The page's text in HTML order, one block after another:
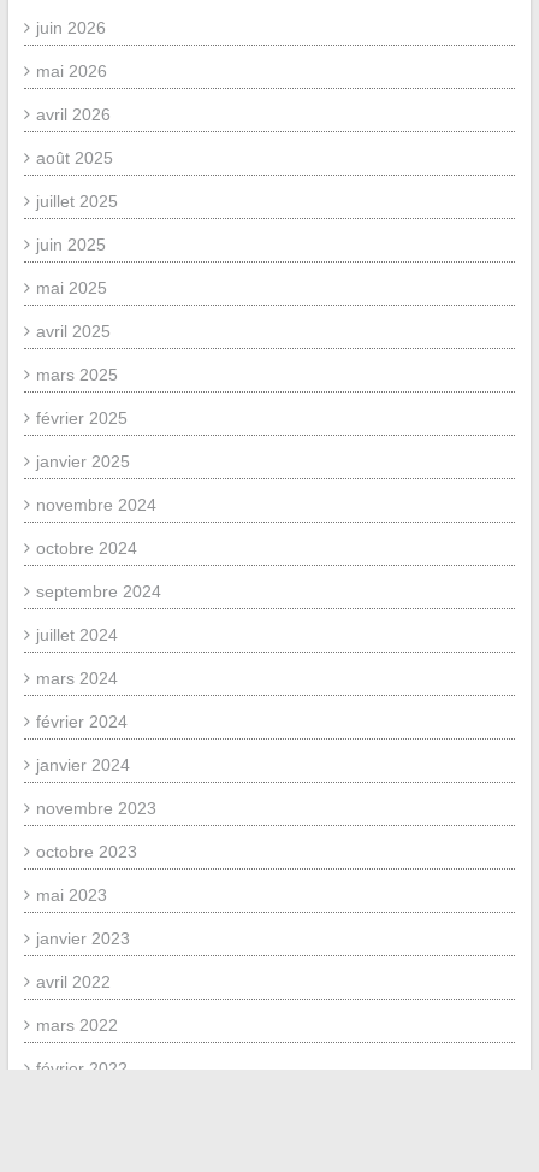
juin 2026
mai 2026
avril 2026
août 2025
juillet 2025
juin 2025
mai 2025
avril 2025
mars 2025
février 2025
janvier 2025
novembre 2024
octobre 2024
septembre 2024
juillet 2024
mars 2024
février 2024
janvier 2024
novembre 2023
octobre 2023
mai 2023
janvier 2023
avril 2022
mars 2022
février 2022